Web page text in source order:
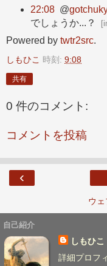
22:08 @
でしょうか...？
[
Powered by twtr2src.
しもひこ 時刻: 9:08
共有
0 件のコメント:
コメントを投稿
‹
ウ
自己紹介
しもひこ
詳細プロフ